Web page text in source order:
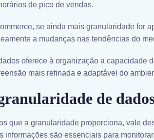
de pico de vendas.
se ainda mais granularidade for
a mudanças nas tendências do
oferece à organização a capacidade
mais refinada e adaptável do
de
que a granularidade proporciona, vale
informações são essenciais para